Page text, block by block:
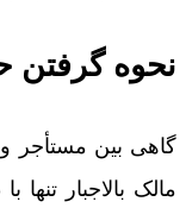
نحوه گرفتن
گاهی بین مستأجر
مالک بالاجبار تنها